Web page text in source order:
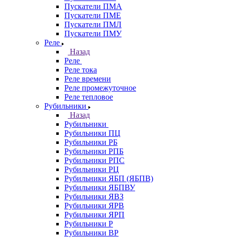
Пускатели ПМА
Пускатели ПМЕ
Пускатели ПМЛ
Пускатели ПМУ
Реле
Назад
Реле
Реле тока
Реле времени
Реле промежуточное
Реле тепловое
Рубильники
Назад
Рубильники
Рубильники ПЦ
Рубильники РБ
Рубильники РПБ
Рубильники РПС
Рубильники РЦ
Рубильники ЯБП (ЯБПВ)
Рубильники ЯБПВУ
Рубильники ЯВЗ
Рубильники ЯРВ
Рубильники ЯРП
Рубильники Р
Рубильники ВР